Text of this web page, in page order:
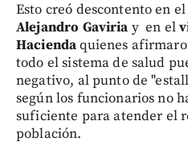
Esto creó descontento en
Alejandro Gaviria y en el
Haciendaquienes
todo el sistema de salud
negativo, al punto de
según los funcionarios no
suficiente para atender el
población.